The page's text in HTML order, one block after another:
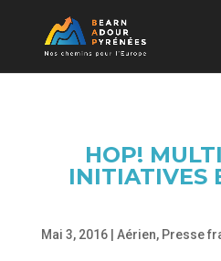
HOP!
INITIATIVES
Mai 3, 2016| Aérien, Presse